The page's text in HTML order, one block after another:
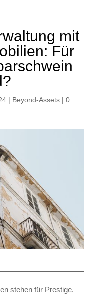
mit
Für
| Beyond-Assets| 0
stehen für Prestige.